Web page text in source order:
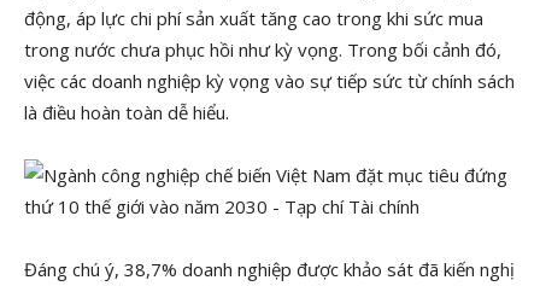
động, áp lực chi phí sản xuất tăng cao trong khi sức mua
trong nước chưa phục hồi như kỳ vọng. Trong bối cảnh đó,
việc các doanh nghiệp kỳ vọng vào sự tiếp sức từ chính sách
là điều hoàn toàn dễ hiểu.
Đáng chú ý, 38,7% doanh nghiệp được khảo sát đã kiến nghị